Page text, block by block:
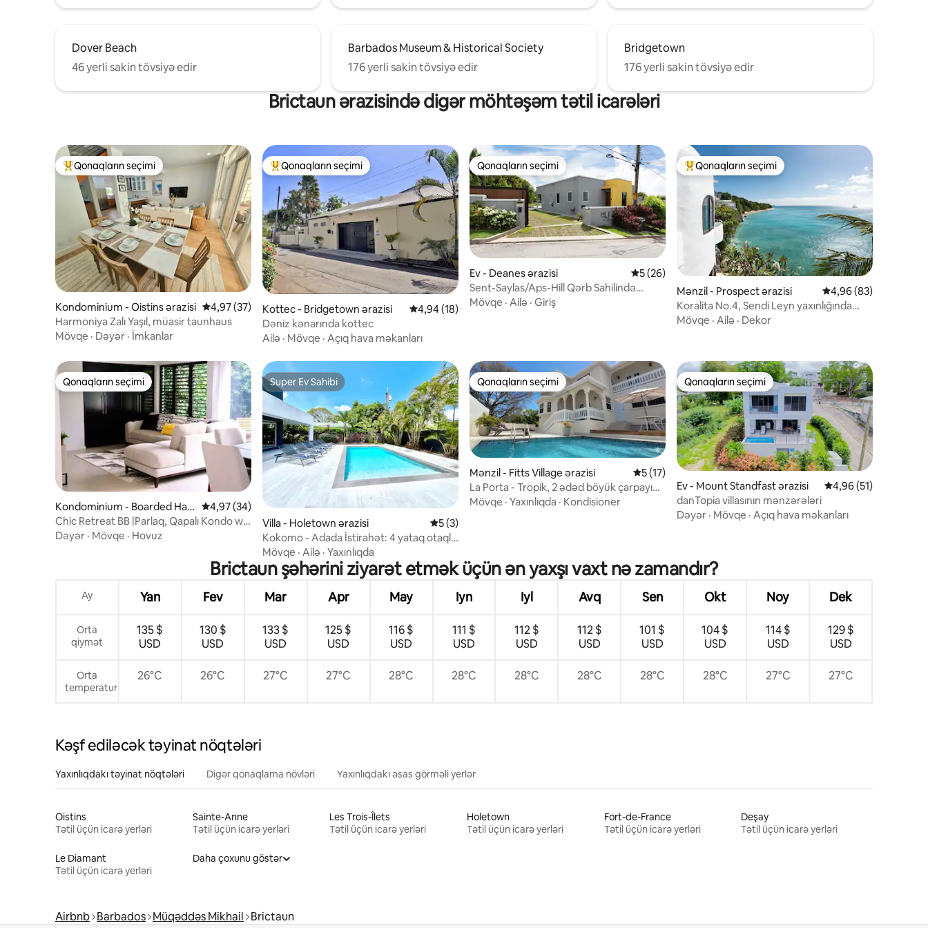
Dover Beach
46 yerli sakin tövsiyə edir
Barbados Museum & Historical Society
176 yerli sakin tövsiyə edir
Bridgetown
176 yerli sakin tövsiyə edir
Brictaun ərazisində digər möhtəşəm tətil icarələri
Populyar "Qonaqların seçimi"
Qonaqların seçimi
Kondominium - Oistins ərazisi Ortalama reytinq 4,97/5, 37 rəy
4,97 (37)
Harmoniya Zalı Yaşıl, müasir taunhaus
Mövqe · Dəyər · İmkanlar
Populyar "Qonaqların seçimi"
Qonaqların seçimi
Kottec - Bridgetown ərazisi Ortalama reytinq 4,94/5, 18 rəy
4,94 (18)
Dəniz kənarında kottec
Ailə · Mövqe · Açıq hava məkanları
Qonaqların seçimi
Qonaqların seçimi
Ev - Deanes ərazisi Ortalama reytinq 5/5, 26 rəy
5 (26)
Sent-Saylas/Aps-Hill Qərb Sahilində
Hovuzlu Villa
Mövqe · Ailə · Giriş
Populyar "Qonaqların seçimi"
Qonaqların seçimi
Mənzil - Prospect ərazisi Ortalama reytinq
4,96 (83)
Koralita No.4, Sendi Leyn yaxınlığında
mənzil
Mövqe · Ailə · Dekor
Qonaqların seçimi
Qonaqların seçimi
Kondominium - Boarded Hall
ərazisi
Ortalama reytinq 4,97/5, 34 rəy
4,97 (34)
Chic Retreat BB |Parlaq, Qapalı Kondo w/
Hovuz + Kondisioner
Dəyər · Mövqe · Hovuz
Super Ev Sahibi
Super Ev Sahibi
Villa - Holetown ərazisi Ortalama reytinq 5/5, 3 rəy
5 (3)
Kokomo - Adada İstirahət: 4 yataq otaqlı
lüks hovuzlu villa
Mövqe · Ailə · Yaxınlıqda
Qonaqların seçimi
Qonaqların seçimi
Mənzil - Fitts Village ərazisi Ortalama reytinq 5/5, 17 rəy
5 (17)
La Porta - Tropik, 2 ədəd böyük çarpayı
olan, dəniz mənzərəli yataq otağı vahəsi
Mövqe · Yaxınlıqda · Kondisioner
Qonaqların seçimi
Qonaqların seçimi
Ev - Mount Standfast ərazisi Ortalama reytinq
4,96 (51)
danTopia villasının mənzərələri
Dəyər · Mövqe · Açıq hava məkanları
Brictaun şəhərini ziyarət etmək üçün ən yaxşı vaxt nə zamandır?
Ay Yan Fev Mar Apr May Iyn Iyl Avq Sen Okt Noy Dek
Orta
qiymət
135 $
USD
130 $
USD
133 $
USD
125 $
USD
116 $
USD
111 $
USD
112 $
USD
112 $
USD
101 $
USD
104 $
USD
114 $
USD
129 $
USD
Orta
temperatur
26°C 26°C 27°C 27°C 28°C 28°C 28°C 28°C 28°C 28°C 27°C 27°C
Kəşf ediləcək təyinat nöqtələri
Yaxınlıqdakı təyinat nöqtələri Digər qonaqlama növləri Yaxınlıqdakı əsas görməli yerlər
Oistins
Tətil üçün icarə yerləri
Sainte-Anne
Tətil üçün icarə yerləri
Les Trois-Îlets
Tətil üçün icarə yerləri
Holetown
Tətil üçün icarə yerləri
Fort-de-France
Tətil üçün icarə yerləri
Deşay
Tətil üçün icarə yerləri
Le Diamant
Tətil üçün icarə yerləri
Daha çoxunu göstər
Airbnb Barbados Müqəddəs Mikhail Brictaun